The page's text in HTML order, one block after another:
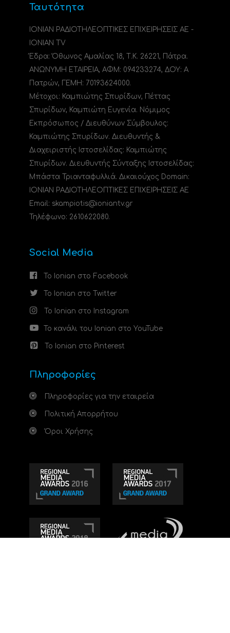
Ταυτότητα
ΙΟΝΙΑΝ ΡΑΔΙΟΤΗΛΕΟΠΤΙΚΕΣ ΕΠΙΧΕΙΡΗΣΕΙΣ ΑΕ -
IONIAN TV
Έδρα: Όθωνος Αμαλίας 18, Τ.Κ. 26221, Πάτρα.
ΑΝΩΝΥΜΗ ΕΤΑΙΡΕΙΑ, ΑΦΜ: 094233274, ΔΟΥ: A
Πατρών, ΓΕΜΗ: 70193624000.
Μέτοχοι: Καμπιώτης Σπυρίδων, Πέττας
Σπυρίδων, Καμπιώτη Ευγενία. Νόμιμος
Εκπρόσωπος / Διευθύνων Σύμβουλος:
Καμπιώτης Σπυρίδων. Διευθυντής &
Διαχειριστής Ιστοσελίδας: Καμπιώτης
Σπυρίδων. Διευθυντής Σύνταξης Ιστοσελίδας:
Μπάστα Τριανταφυλλιά. Δικαιούχος Domain:
ΙΟΝΙΑΝ ΡΑΔΙΟΤΗΛΕΟΠΤΙΚΕΣ ΕΠΙΧΕΙΡΗΣΕΙΣ ΑΕ
Email: skampiotis@ioniantv.gr
Τηλέφωνο: 2610622080.
Social Media
Το Ionian στο Facebook
Το Ionian στο Twitter
Το Ionian στο Instagram
Το κανάλι του Ionian στο YouTube
Το Ionian στο Pinterest
Πληροφορίες
Πληροφορίες για την εταιρεία
Πολιτική Απορρήτου
Όροι Χρήσης